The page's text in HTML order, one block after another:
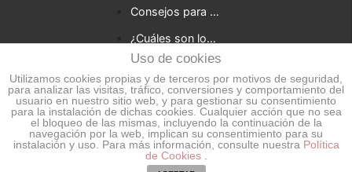
Consejos para empresas que quieren desarrollar una app
¿Cuáles son los beneficios de una consultoría digital para tu negocio?
5 Tendencias en el desarrollo de web apps para 2021
Vanadis Iniciative, S.L. 2026 ©
- Todos los derechos
Uso de cookies
Utilizamos cookies propias y de terceros por motivos de seguridad,
para analizar las visitas, tráfico, conversiones y comportamiento del
usuario en nuestro sitio web, y para gestionar su consentimiento
para la instalación de dichas cookies. Cualquier acción que no sea
el bloqueo de las mismas, incluyendo la continuación de la
navegación por la web, implican su consentimiento para su
instalación y uso. Para más información, consulte nuestra Política
de Cookies